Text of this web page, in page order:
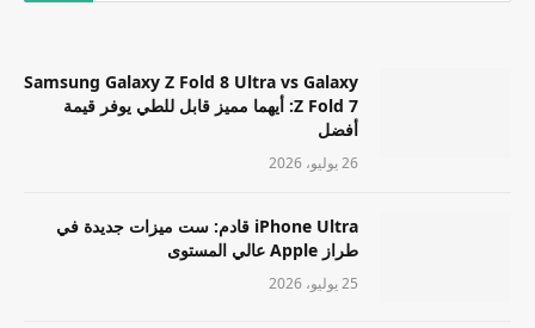
Samsung Galaxy Z Fold 8 Ultra vs Galaxy
Z Fold 7: أيهما مميز قابل للطي يوفر قيمة
أفضل
26 يوليو، 2026
iPhone Ultra قادم: ست ميزات جديدة في
طراز Apple عالي المستوى
25 يوليو، 2026